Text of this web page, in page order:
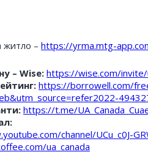
житло – https://yrma.mtg-
– Wise: https://wise.com/
https://borrowell.com/
https://t.me/
channel/UCu_c0J-
ua_canada